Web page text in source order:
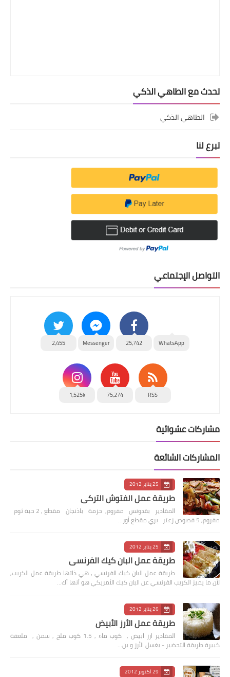
تحدث مع الطاهي الذكي
الطاهي الذكي
تبرع لنا
التواصل الإجتماعي
WhatsApp
25,742
Messenger
2,455
RSS
75,274
1,525k
مشاركات عشوائية
المشاركات الشائعة
25 يناير 2012
طريقة عمل الفتوش التركي
المقادير بقدونس مفروم, حزمة باذنجان مقطع , 2 حبة ثوم
مفروم, 5 فصوص زعتر بري مقطع أور…
25 يناير 2012
طريقة عمل البان كيك الفرنسي
طريقة عمل البان كيك الفرنسي , هي ذاتها طريقة عمل الكريب,
لأن ما يميز الكريب الفرنسي عن البان كيك الأمريكي هو أنها أك…
26 يناير 2012
طريقة عمل الأرز الأبيض
المقادير ارز ابيض , كوب ماء , 1.5 كوب ملح , سمن , ملعقة
كبيرة طريقة التحضير - يغسل الأرز و ين…
29 أكتوبر 2012